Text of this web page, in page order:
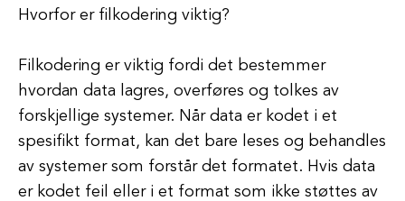
Hvorfor er filkodering viktig?
Filkodering er viktig fordi det bestemmer
hvordan data lagres, overføres og tolkes av
forskjellige systemer. Når data er kodet i et
spesifikt format, kan det bare leses og behandles
av systemer som forstår det formatet. Hvis data
er kodet feil eller i et format som ikke støttes av